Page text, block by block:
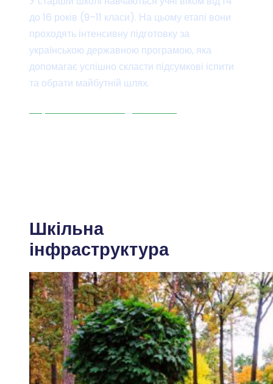
до 16 років (9–11 класи). На цьому етапі вони
проходять інтенсивну підготовку за
українською державною програмою, яка
допомагає успішно скласти підсумкові іспити
та обрати майбутній шлях.
Шкільна
інфраструктура